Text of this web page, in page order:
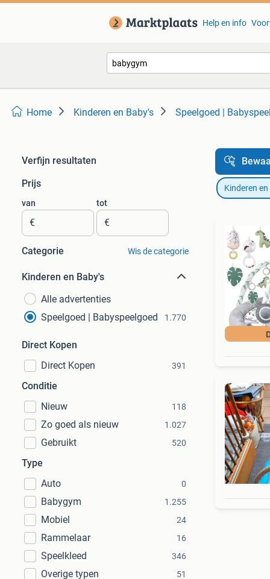
Help en info
Home Kinderen en Baby's Speelgoed |
Verfijn resultaten
Prijs
van
€
tot
€
Categorie Wis de categorie
Kinderen en Baby's
Alle advertenties
Speelgoed | Babyspeelgoed
1.770
Direct Kopen
Direct Kopen
391
Conditie
Nieuw
118
Zo goed als nieuw 1.027
Gebruikt 520
Type
Auto
0
Babygym 1.255
Mobiel 24
Rammelaar 16
Speelkleed 346
Overige typen 51
Kinderen